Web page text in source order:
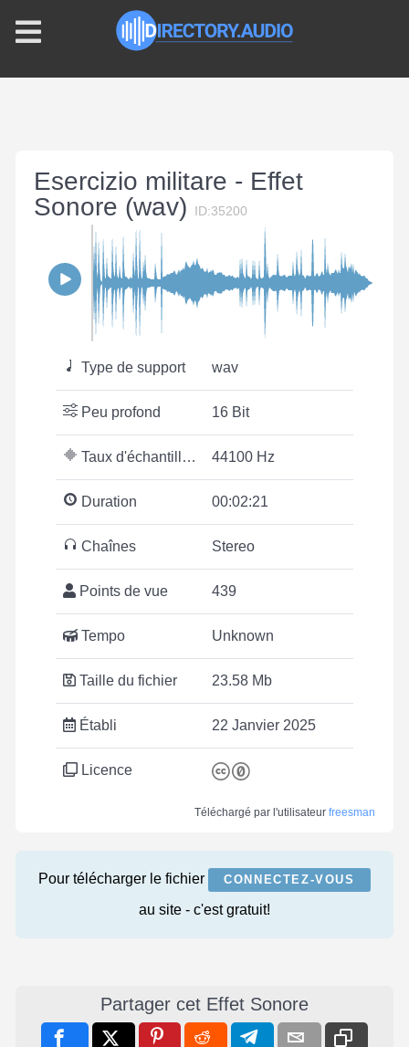
Esercizio militare - Effet
Sonore (wav)
ID:35200
Type de support wav
Peu profond 16 Bit
Taux d'échantillonnage 44100 Hz
Duration 00:02:21
Chaînes Stereo
Points de vue 439
Tempo Unknown
Taille du fichier 23.58 Mb
Établi 22 Janvier 2025
Licence
Téléchargé par l'utilisateur freesman
Pour télécharger le fichier CONNECTEZ-VOUS
au site - c'est gratuit!
Partager cet Effet Sonore